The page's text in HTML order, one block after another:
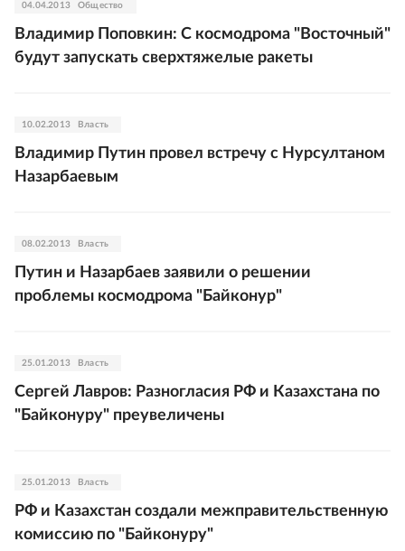
04.04.2013 Общество
Владимир Поповкин: С космодрома "Восточный"
будут запускать сверхтяжелые ракеты
10.02.2013 Власть
Владимир Путин провел встречу с Нурсултаном
Назарбаевым
08.02.2013 Власть
Путин и Назарбаев заявили о решении
проблемы космодрома "Байконур"
25.01.2013 Власть
Сергей Лавров: Разногласия РФ и Казахстана по
"Байконуру" преувеличены
25.01.2013 Власть
РФ и Казахстан создали межправительственную
комиссию по "Байконуру"